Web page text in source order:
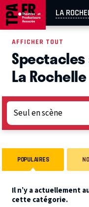
LA
AIX-MARSEILLE
EN TOURNÉE
AFFICHER TOUT
La Rochelle
POPULAIRES
Il n’y a actuellement
cette catégorie.